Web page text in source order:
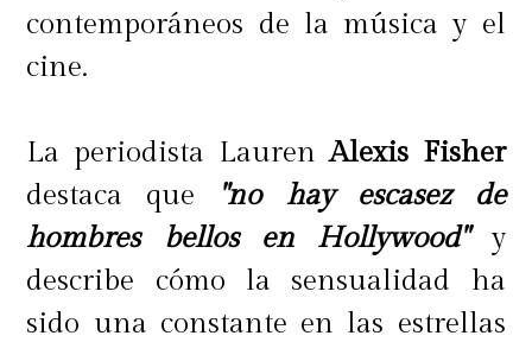
contemporáneos de la música y el
cine.
La periodista LaurenAlexis Fisher
destaca que
"no hay escasez de
hombres bellos en Hollywood"y
describe cómo la sensualidad ha
sido una constante en las estrellas